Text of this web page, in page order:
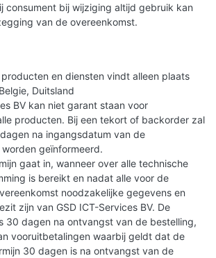
consument bij wijziging altijd gebruik kan
van de overeenkomst.
en diensten vindt alleen plaats
Duitsland
BV kan niet garant staan voor
producten. Bij een tekort of backorder zal
na ingangsdatum van de
geïnformeerd.
gaat in, wanneer over alle technische
is bereikt en nadat alle voor de
noodzakelijke gegevens en
zijn van GSD ICT-Services BV. De
30 dagen na ontvangst van de bestelling,
vooruitbetalingen waarbij geldt dat de
30 dagen is na ontvangst van de